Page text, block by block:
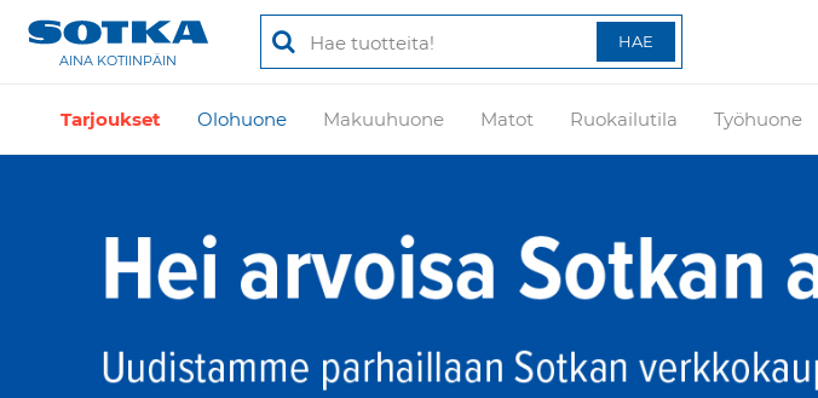
AINA KOTIINPÄIN
Tarjoukset Olohuone Makuuhuone Matot Ruokailutila Työhuone